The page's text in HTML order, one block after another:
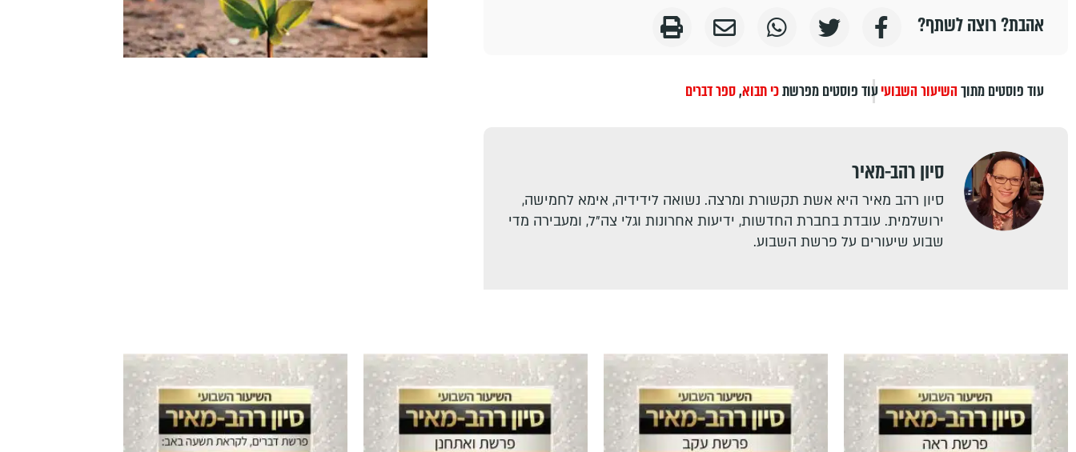
אהבת? רוצה לשתף?
עוד פוסטים מתוךהשיעור השבועיעוד פוסטים מפרשתכי תבוא,ספר דברים
סיון רהב-מאיר
סיון רהב מאיר היא אשת תקשורת ומרצה. נשואה לידידיה, אימא לחמישה,
ירושלמית. עובדת בחברת החדשות, ידיעות אחרונות וגלי צה"ל, ומעבירה מדי
שבוע שיעורים על פרשת השבוע.